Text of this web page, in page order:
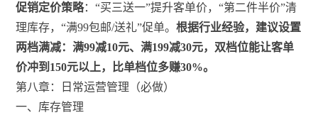
促销定价策略：“买三送一”提升客单价，“第二件半价”清
理库存，“满99包邮/送礼”促单。根据行业经验，建议设置
两档满减：满99减10元、满199减30元，双档位能让客单
价冲到150元以上，比单档位多赚30%。
第八章：日常运营管理（必做）
一、库存管理